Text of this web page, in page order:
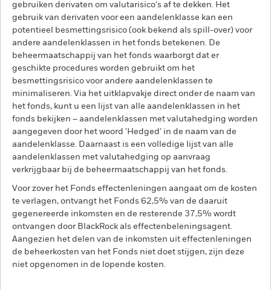
gebruiken derivaten om valutarisico's af te dekken. Het
gebruik van derivaten voor een aandelenklasse kan een
potentieel besmettingsrisico (ook bekend als spill-over) voor
andere aandelenklassen in het fonds betekenen. De
beheermaatschappij van het fonds waarborgt dat er
geschikte procedures worden gebruikt om het
besmettingsrisico voor andere aandelenklassen te
minimaliseren. Via het uitklapvakje direct onder de naam van
het fonds, kunt u een lijst van alle aandelenklassen in het
fonds bekijken – aandelenklassen met valutahedging worden
aangegeven door het woord 'Hedged' in de naam van de
aandelenklasse. Daarnaast is een volledige lijst van alle
aandelenklassen met valutahedging op aanvraag
verkrijgbaar bij de beheermaatschappij van het fonds.
Voor zover het Fonds effectenleningen aangaat om de kosten
te verlagen, ontvangt het Fonds 62,5% van de daaruit
gegenereerde inkomsten en de resterende 37,5% wordt
ontvangen door BlackRock als effectenbeleningsagent.
Aangezien het delen van de inkomsten uit effectenleningen
de beheerkosten van het Fonds niet doet stijgen, zijn deze
niet opgenomen in de lopende kosten.